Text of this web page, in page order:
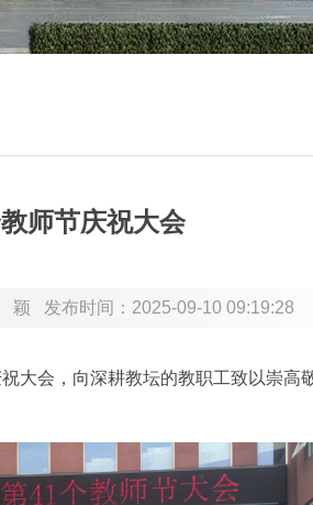
师节庆祝大会
颖 发布时间： 2025-09-10 09:19:28
会，向深耕教坛的教职工致以崇高